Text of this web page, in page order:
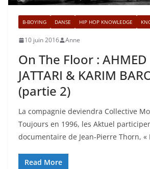
B-BOYING DANSE HIP HOP KNOWLEDGE
10 juin 2016 Anne
On The Floor : AHMED
JATTARI & KARIM
(partie 2)
La compagnie deviendra Collective
Toujours en 1996, les Aktuel
documentaire de Jean-Pierre Thorn, «
Read More